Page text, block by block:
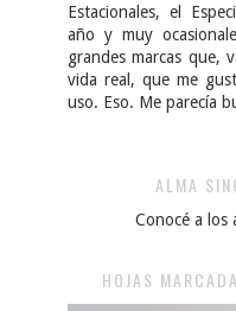
Estacionales, el
año y muy
grandes marcas que,
vida real, que me
uso. Eso. Me parecía
ALMA
Conocé a los
HOJAS